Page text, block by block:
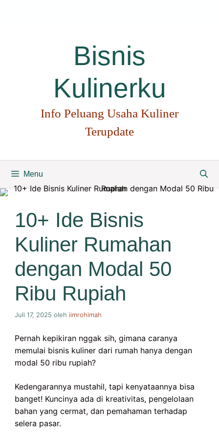
Bisnis
Kulinerku
Info Peluang Usaha Kuliner
Terupdate
Menu
10+ Ide Bisnis
Kuliner Rumahan
dengan Modal 50
Ribu Rupiah
Juli 17, 2025 oleh iimrohimah
Pernah kepikiran nggak sih, gimana caranya
memulai bisnis kuliner dari rumah hanya dengan
modal 50 ribu rupiah?
Kedengarannya mustahil, tapi kenyataannya bisa
banget! Kuncinya ada di kreativitas, pengelolaan
bahan yang cermat, dan pemahaman terhadap
selera pasar.